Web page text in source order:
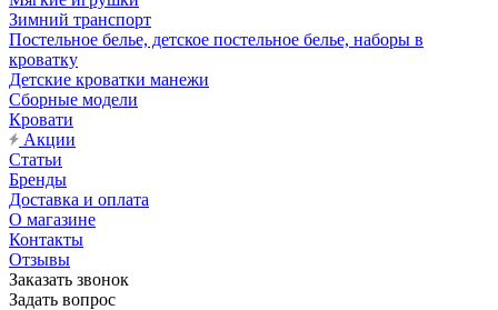
Зимний транспорт
Постельное белье, детское постельное белье, наборы в
кроватку
Детские кроватки манежи
Сборные модели
Кровати
Акции
Статьи
Бренды
Доставка и оплата
О магазине
Контакты
Отзывы
Заказать звонок
Задать вопрос